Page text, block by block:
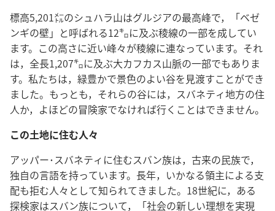
標高5,201㍍のシュハラ山はグルジアの最高峰で，「ベゼ
ンギの壁」と呼ばれる12㌔に及ぶ稜線の一部を成してい
ます。この高さに近い峰々が稜線に連なっています。それ
は，全長1,207㌔に及ぶ大カフカス山脈の一部でもありま
す。私たちは，緑豊かで景色のよい谷を見渡すことができ
ました。もっとも，それらの谷には，スバネティ地方の住
人か，よほどの冒険家でなければ行くことはできません。
この土地に住む人々
アッパー･スバネティに住むスバン族は，古来の民族で，
独自の言語を持っています。長年，いかなる領主による支
配も拒む人々として知られてきました。18世紀に，ある
探検家はスバン族について，「社会の新しい理想を実現